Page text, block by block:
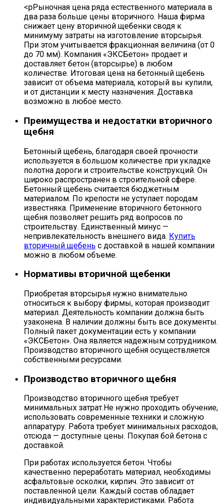
<pРыночная цена ряда естественного материала в
два раза больше цены вторичного. Наша фирма
снижает цену вторичной щебенки сводя к
минимуму затраты на изготовление вторсырья.
При этом учитывается фракционная величина (от 0
до 70 мм). Компания «ЭКСБетон» продает и
доставляет бетон (вторсырье) в любом
количестве. Итоговая цена на бетонный щебень
зависит от объема материала, который вы купили,
и от дистанции к месту назначения. Доставка
возможно в любое место.
Преимущества и недостатки вторичного
щебня
Бетонный щебень, благодаря своей прочности
используется в большом количестве при укладке
полотна дороги и строительстве конструкций. Он
широко распространен в строительной сфере.
Бетонный щебень считается бюджетным
материалом. По крепости не уступает породам
известняка. Применение вторичного бетонного
щебня позволяет решить ряд вопросов по
строительству. Единственный минус —
непривлекательность внешнего вида. Купить
вторичный щебень с доставкой в нашей компании
можно в любом объеме.
Нормативы вторичной щебенки
Приобретая вторсырья нужно внимательно
относиться к выбору фирмы, которая производит
материал. Деятельность компании должна быть
узаконена. В наличии должны быть все документы.
Полный пакет документации есть у компании
«ЭКСБетон». Она является надежным сотрудником.
Производство вторичного щебня осуществляется
собственными ресурсами.
Производство вторичного щебня
Производство вторичного щебня требует
минимальных затрат.Не нужно проходить обучение,
использовать современные техники и сложную
аппаратуру. Работа требует минимальных расходов,
отсюда — доступные цены. Покупая бой бетона с
доставкой.
При работах используется бетон. Чтобы
качественно переработать материал, необходимы
асфальтовые осколки, кирпич. Это зависит от
поставленной цели. Каждый состав обладает
индивидуальными характеристиками. Работа